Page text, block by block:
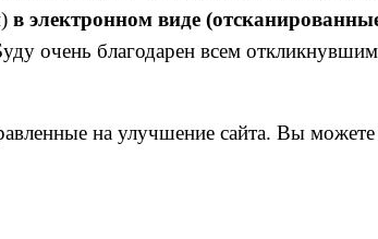
в электронном виде
очень благодарен всем
на улучшение сайта. Вы